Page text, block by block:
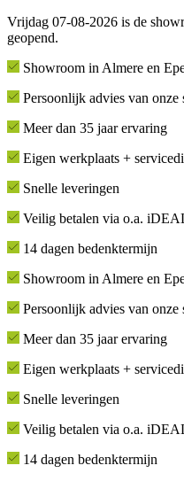
Vrijdag 07-08-2026 is de
geopend.
Showroom in Almere en
Persoonlijk advies van onze
Meer dan 35 jaar ervaring
Eigen werkplaats +
Snelle leveringen
Veilig betalen via o.a.
14 dagen bedenktermijn
Showroom in Almere en
Persoonlijk advies van onze
Meer dan 35 jaar ervaring
Eigen werkplaats +
Snelle leveringen
Veilig betalen via o.a.
14 dagen bedenktermijn